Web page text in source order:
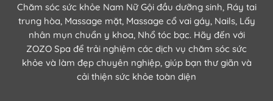
Chăm sóc sức khỏe Nam Nữ Gội đầu dưỡng sinh, Ráy tai
trung hòa, Massage mặt, Massage cổ vai gáy, Nails, Lấy
nhân mụn chuẩn y khoa, Nhổ tóc bạc. Hãy đến với
ZOZO Spa để trải nghiệm các dịch vụ chăm sóc sức
khỏe và làm đẹp chuyên nghiệp, giúp bạn thư giãn và
cải thiện sức khỏe toàn diện